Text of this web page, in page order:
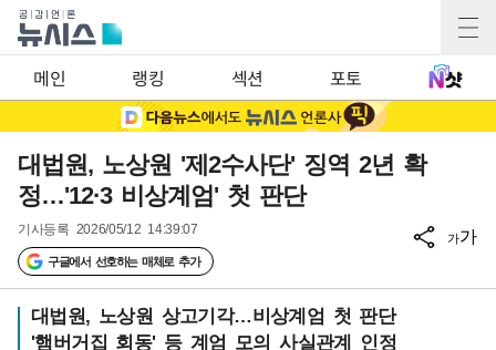
메인 랭킹 섹션 포토
대법원, 노상원 '제2수사단' 징역 2년 확
정…'12·3 비상계엄' 첫 판단
기사등록 2026/05/12 14:39:07
구글에서 선호하는 매체로 추가
가가
대법원, 노상원 상고기각…비상계엄 첫 판단
'햄버거집 회동' 등 계엄 모의 사실관계 인정